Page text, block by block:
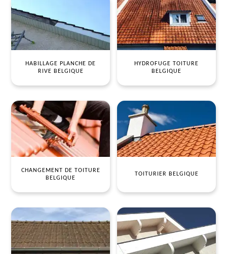
HABILLAGE PLANCHE DE
RIVE BELGIQUE
HYDROFUGE TOITURE
BELGIQUE
CHANGEMENT DE TOITURE
BELGIQUE
TOITURIER BELGIQUE